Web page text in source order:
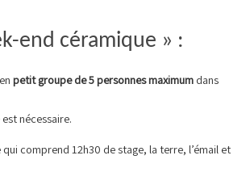
end céramique » :
petit groupe de 5 personnes maximum dans
nécessaire.
comprend 12h30 de stage, la terre, l’émail et